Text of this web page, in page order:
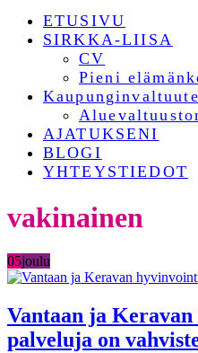
ETUSIVU
SIRKKA-LIISA
CV
Pieni
AJATUKSENI
BLOGI
YHTEYSTIEDOT
vakinainen
05joulu
Vantaan ja
palveluja on